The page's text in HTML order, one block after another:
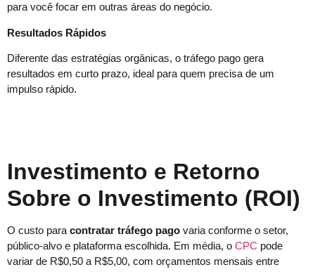
para você focar em outras áreas do negócio.
Resultados Rápidos
Diferente das estratégias orgânicas, o tráfego pago gera
resultados em curto prazo, ideal para quem precisa de um
impulso rápido.
Investimento e Retorno
Sobre o Investimento (ROI)
O custo paracontratar tráfego pago varia conforme o setor,
público-alvo e plataforma escolhida. Em média, o CPC pode
variar de R$0,50 a R$5,00, com orçamentos mensais entre